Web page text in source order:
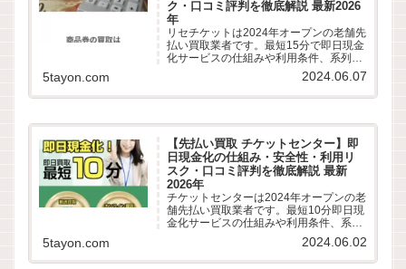
ク・口コミ評判を徹底解説 最新2026
年
リセチケットは2024年オープンの老舗先
払い買取業者です。最短15分で即日現金
化サービスの仕組みや利用条件、系列業
者情報、5ちゃんねるなどから利用者の
実際の口コミ評判を徹底調査しました。
LINE完結の申込方法や特徴、注意点など
5tayon.com 2024.06.07
【先払い買取 チケットセンター】即
日現金化の仕組み・安全性・利用リ
スク・口コミ評判を徹底解説 最新
2026年
チケットセンターは2024年オープンの老
舗先払い買取業者です。最短10分即日現
金化サービスの仕組みや利用条件、系列
業者情報、5ちゃんねるなどから利用者
の実際の口コミ評判を徹底調査しまし
た。LINE完結の申込方法や特徴、注意点
5tayon.com 2024.06.02